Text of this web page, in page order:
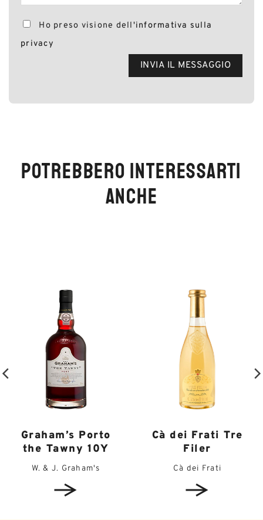
Ho preso visione dell'informativa sulla
privacy
POTREBBERO INTERESSARTI
ANCHE
Graham’s Porto
the Tawny 10Y
W. & J. Graham's
Cà dei Frati Tre
Filer
Cà dei Frati